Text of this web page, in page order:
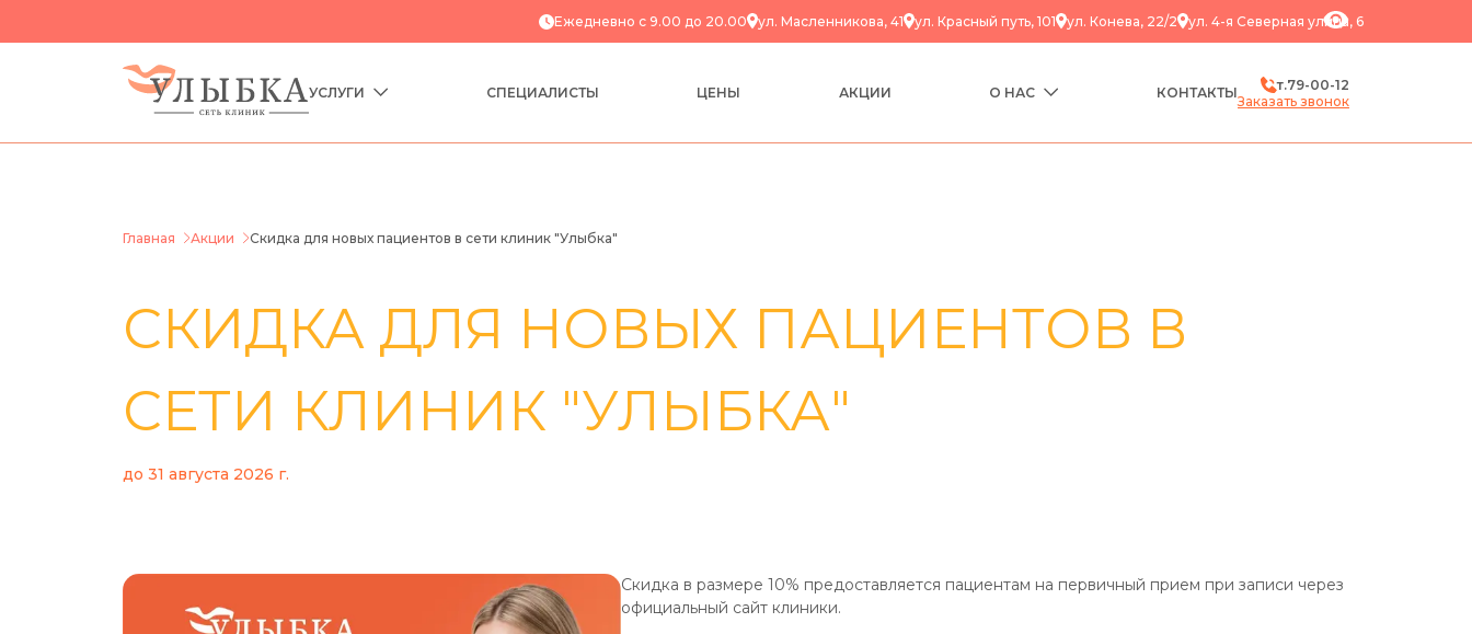
Ежедневно с 9.00 до 20.00 ул. Масленникова, 41 ул. Красный путь, 101 ул. Конева, 22/2 ул. ​4-я Северная улица, 6
УСЛУГИ СПЕЦИАЛИСТЫ ЦЕНЫ АКЦИИ О НАС КОНТАКТЫ т.79-00-12
Заказать звонок
Главная Акции Скидка для новых пациентов в сети клиник "Улыбка"
СКИДКА ДЛЯ НОВЫХ ПАЦИЕНТОВ В
СЕТИ КЛИНИК "УЛЫБКА"
до 31 августа 2026 г.
Скидка в размере 10% предоставляется пациентам на первичный прием при записи через
официальный сайт клиники.